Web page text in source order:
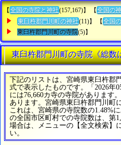
【 全国の寺院と神社(157,167)】 【 全国の
東臼杵郡門川町の神社(11)】 【 全国
東臼杵郡門川町の寺院(5)】
東臼杵郡門川町の寺院《総数
下記のリストは、宮崎県東臼杵郡
式で表示したものです。「2026年
には76,660カ寺の寺院があります
あります。宮崎県東臼杵郡門川町
これは、宮崎県の寺院数の1.48%
の全国市区町村での寺院数は、第
場合は、メニューの【全文検索】
い。